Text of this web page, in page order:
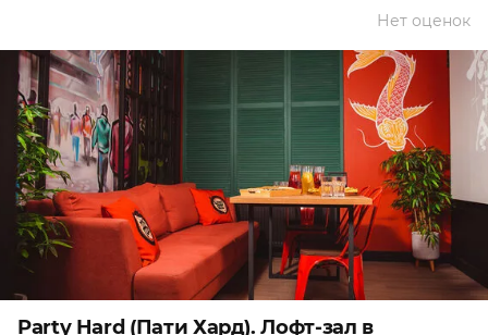
Нет оценок
Party Hard (Пати Хард). Лофт-зал в